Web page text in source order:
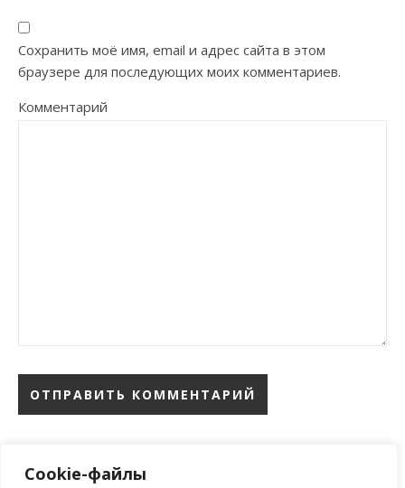
Cookie-файлы
Сохранить моё имя, email и адрес сайта в этом
браузере для последующих моих комментариев.
Комментарий